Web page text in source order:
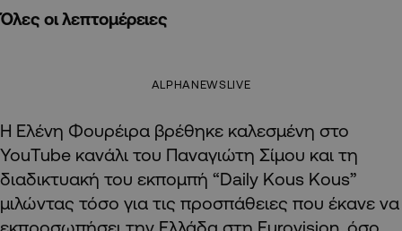
Όλες οι λεπτομέρειες
ALPHANEWSLIVE
Η Ελένη Φουρέιρα βρέθηκε καλεσμένη στο
YouTube κανάλι του Παναγιώτη Σίμου και τη
διαδικτυακή του εκπομπή “Daily Kous Kous”
μιλώντας τόσο για τις προσπάθειες που έκανε να